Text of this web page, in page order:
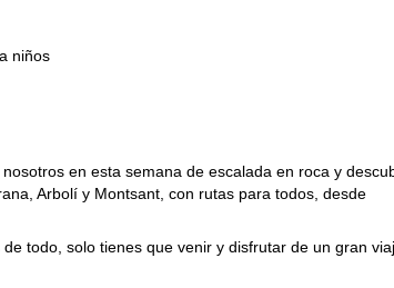
niños
en esta semana de escalada en roca y
Arbolí y Montsant, con rutas para todos, desde
todo, solo tienes que venir y disfrutar de un gran